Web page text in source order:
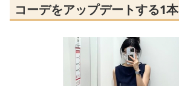
コーデをアップデートする1本